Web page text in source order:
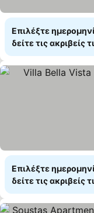
Επιλέξτε
δείτε τις ακριβείς
Επιλέξτε
δείτε τις ακριβείς